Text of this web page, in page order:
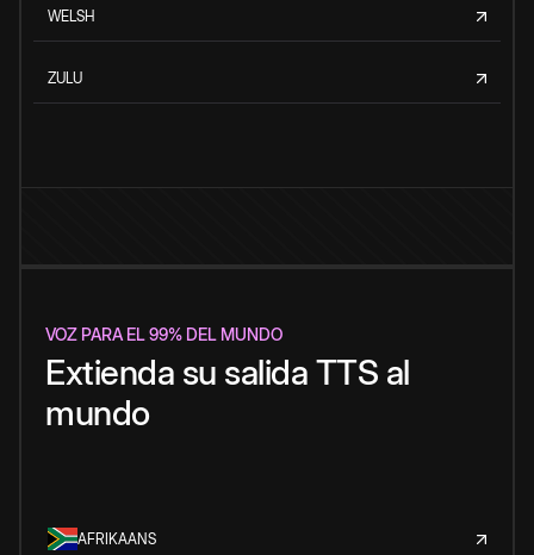
WELSH
ZULU
VOZ PARA EL 99% DEL MUNDO
Extienda su salida TTS al
mundo
AFRIKAANS